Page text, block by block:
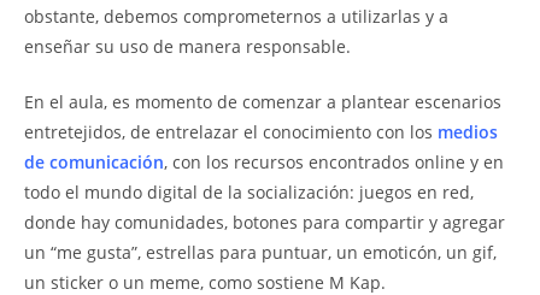
obstante, debemos comprometernos a utilizarlas y a
enseñar su uso de manera responsable.
En el aula, es momento de comenzar a plantear escenarios
entretejidos, de entrelazar el conocimiento con los medios
de comunicación, con los recursos encontrados online y en
todo el mundo digital de la socialización: juegos en red,
donde hay comunidades, botones para compartir y agregar
un “me gusta”, estrellas para puntuar, un emoticón, un gif,
un sticker o un meme, como sostiene M Kap.